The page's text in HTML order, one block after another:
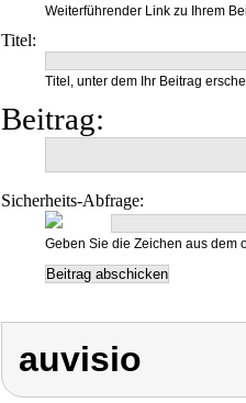
Weiterführender Link zu Ihrem
Titel:
Titel, unter dem Ihr Beitrag
Beitrag:
Sicherheits-Abfrage:
Geben Sie die Zeichen aus dem
auvisio